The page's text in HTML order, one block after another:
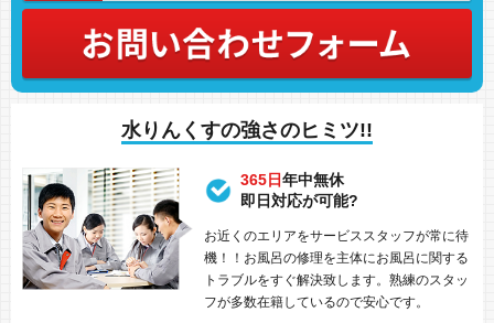
水りんくすの強さのヒミツ!!
365日年中無休
即日対応が可能?
お近くのエリアをサービススタッフが常に待
機！！お風呂の修理を主体にお風呂に関する
トラブルをすぐ解決致します。熟練のスタッ
フが多数在籍しているので安心です。